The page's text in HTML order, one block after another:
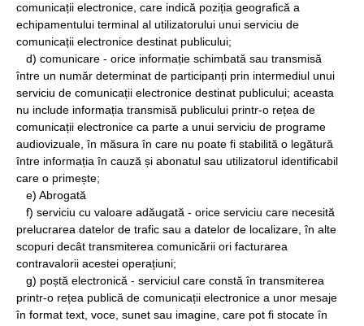
comunicații electronice, care indică poziția geografică a
echipamentului terminal al utilizatorului unui serviciu de
comunicații electronice destinat publicului;
d) comunicare - orice informație schimbată sau transmisă
între un număr determinat de participanți prin intermediul unui
serviciu de comunicații electronice destinat publicului; aceasta
nu include informația transmisă publicului printr-o rețea de
comunicații electronice ca parte a unui serviciu de programe
audiovizuale, în măsura în care nu poate fi stabilită o legătură
între informația în cauză și abonatul sau utilizatorul identificabil
care o primește;
e) Abrogată
f) serviciu cu valoare adăugată - orice serviciu care necesită
prelucrarea datelor de trafic sau a datelor de localizare, în alte
scopuri decât transmiterea comunicării ori facturarea
contravalorii acestei operațiuni;
g) poștă electronică - serviciul care constă în transmiterea
printr-o rețea publică de comunicații electronice a unor mesaje
în format text, voce, sunet sau imagine, care pot fi stocate în